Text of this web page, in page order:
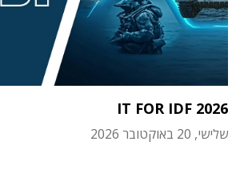
IT FOR IDF 2026
שלישי, 20 באוקטובר 2026